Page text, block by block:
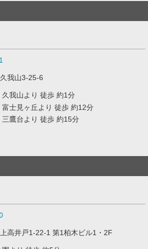
我山3-25-6
我山より 徒歩 約1分
士見ヶ丘より 徒歩 約12分
鷹台より 徒歩 約15分
高井戸1-22-1 第1柏木ビル1・2F